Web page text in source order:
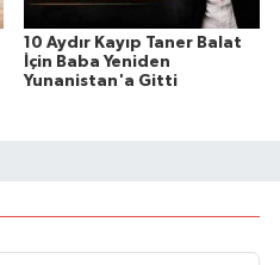
10 Aydır Kayıp Taner Balat
İçin Baba Yeniden
Yunanistan'a Gitti